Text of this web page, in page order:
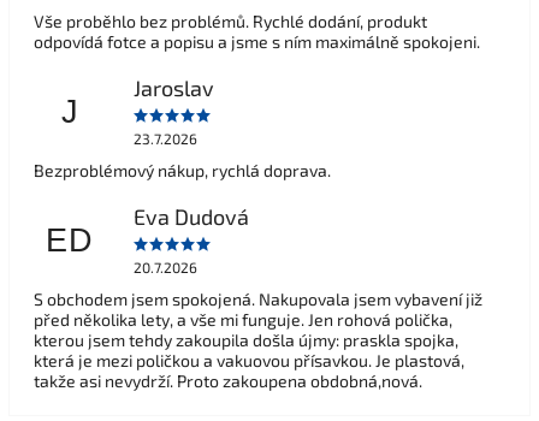
Vše proběhlo bez problémů. Rychlé dodání, produkt
odpovídá fotce a popisu a jsme s ním maximálně spokojeni.
J
Jaroslav
23.7.2026
Bezproblémový nákup, rychlá doprava.
ED
Eva Dudová
20.7.2026
S obchodem jsem spokojená. Nakupovala jsem vybavení již
před několika lety, a vše mi funguje. Jen rohová polička,
kterou jsem tehdy zakoupila došla újmy: praskla spojka,
která je mezi poličkou a vakuovou přísavkou. Je plastová,
takže asi nevydrží. Proto zakoupena obdobná,nová.